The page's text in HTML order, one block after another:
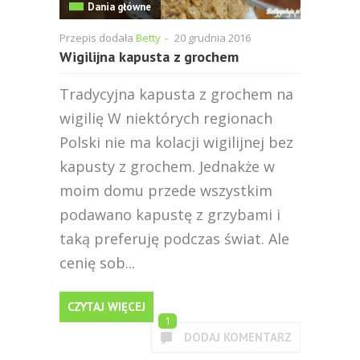
Dania główne
Przepis dodała Betty - 20 grudnia 2016
Wigilijna kapusta z grochem
Tradycyjna kapusta z grochem na
wigilię W niektórych regionach
Polski nie ma kolacji wigilijnej bez
kapusty z grochem. Jednakże w
moim domu przede wszystkim
podawano kapustę z grzybami i
taką preferuję podczas świat. Ale
cenię sob...
CZYTAJ WIĘCEJ
1
DODAJ KOMENTARZ